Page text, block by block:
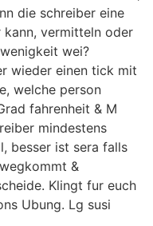
die schreiber eine
vermitteln oder
wei?
wieder einen tick mit
welche person
fahrenheit & M
mindestens
besser ist sera falls
&
Klingt fur euch
Ubung. Lg susi